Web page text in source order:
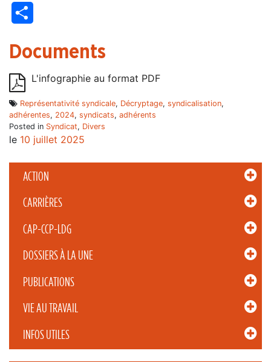
ACTION
CARRIÈRES
CAP-CCP-LDG
DOSSIERS À LA UNE
PUBLICATIONS
VIE AU TRAVAIL
INFOS UTILES
Documents
L'infographie au format PDF
Représentativité syndicale, Décryptage, syndicalisation,
adhérentes, 2024, syndicats, adhérents
Posted in Syndicat, Divers
le 10 juillet 2025